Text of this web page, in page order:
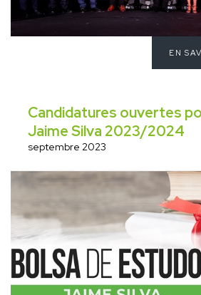
EN
Candidatures ouvertes
Jaime Silva 2023/2024
septembre 2023